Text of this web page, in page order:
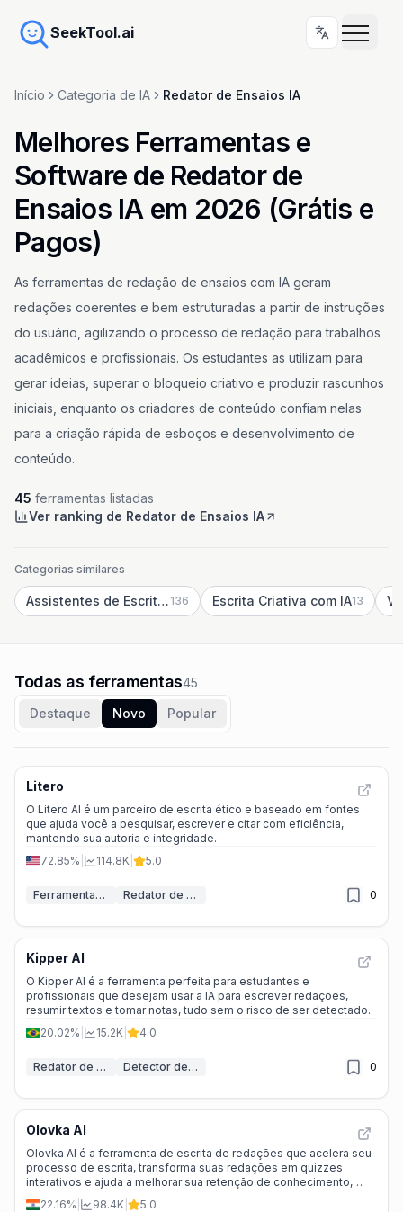
SeekTool.ai
Início Categoria de IA Redator de Ensaios IA
Melhores Ferramentas e
Software de Redator de
Ensaios IA em 2026 (Grátis e
Pagos)
As ferramentas de redação de ensaios com IA geram
redações coerentes e bem estruturadas a partir de instruções
do usuário, agilizando o processo de redação para trabalhos
acadêmicos e profissionais. Os estudantes as utilizam para
gerar ideias, superar o bloqueio criativo e produzir rascunhos
iniciais, enquanto os criadores de conteúdo confiam nelas
para a criação rápida de esboços e desenvolvimento de
conteúdo.
45 ferramentas listadas
Ver ranking de Redator de Ensaios IA
Categorias similares
Assistentes de Escrita IA 136 Escrita Criativa com IA13
Todas as ferramentas45
Destaque
Novo Popular
Litero
O Litero AI é um parceiro de escrita ético e baseado em fontes
que ajuda você a pesquisar, escrever e citar com eficiência,
mantendo sua autoria e integridade.
72.85%
114.8K 5.0
Ferramentas de IA para trabalhos acadêmicos Redator de Ensaios IA 0
Kipper AI
O Kipper AI é a ferramenta perfeita para estudantes e
profissionais que desejam usar a IA para escrever redações,
resumir textos e tomar notas, tudo sem o risco de ser detectado.
20.02%
15.2K 4.0
Redator de Ensaios IA Detector de IA 0
Olovka AI
Olovka AI é a ferramenta de escrita de redações que acelera seu
processo de escrita, transforma suas redações em quizzes
interativos e ajuda a melhorar sua retenção de conhecimento,
tudo em um só lugar.
22.16% 98.4K 5.0